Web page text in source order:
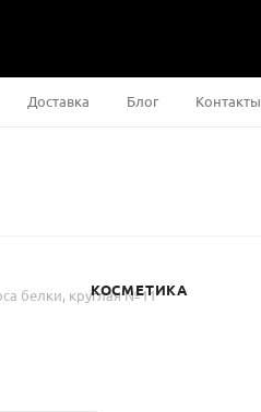
Доставка Блог Контакты
КОСМЕТИКА
белки, круглая №11